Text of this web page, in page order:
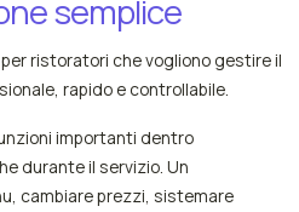
semplice
ristoratori che vogliono gestire il
rapido e controllabile.
importanti dentro
durante il servizio. Un
cambiare prezzi, sistemare